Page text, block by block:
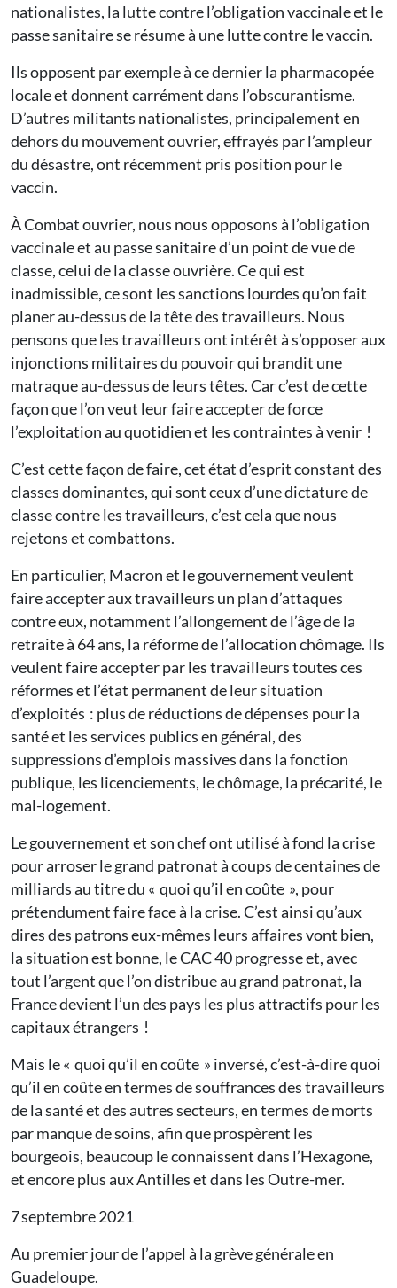
nationalistes, la lutte contre l’obligation vaccinale et le
passe sanitaire se résume à une lutte contre le vaccin.
Ils opposent par exemple à ce dernier la pharmacopée
locale et donnent carrément dans l’obscurantisme.
D’autres militants nationalistes, principalement en
dehors du mouvement ouvrier, effrayés par l’ampleur
du désastre, ont récemment pris position pour le
vaccin.
À Combat ouvrier, nous nous opposons à l’obligation
vaccinale et au passe sanitaire d’un point de vue de
classe, celui de la classe ouvrière. Ce qui est
inadmissible, ce sont les sanctions lourdes qu’on fait
planer au-dessus de la tête des travailleurs. Nous
pensons que les travailleurs ont intérêt à s’opposer aux
injonctions militaires du pouvoir qui brandit une
matraque au-dessus de leurs têtes. Car c’est de cette
façon que l’on veut leur faire accepter de force
l’exploitation au quotidien et les contraintes à venir !
C’est cette façon de faire, cet état d’esprit constant des
classes dominantes, qui sont ceux d’une dictature de
classe contre les travailleurs, c’est cela que nous
rejetons et combattons.
En particulier, Macron et le gouvernement veulent
faire accepter aux travailleurs un plan d’attaques
contre eux, notamment l’allongement de l’âge de la
retraite à 64 ans, la réforme de l’allocation chômage. Ils
veulent faire accepter par les travailleurs toutes ces
réformes et l’état permanent de leur situation
d’exploités : plus de réductions de dépenses pour la
santé et les services publics en général, des
suppressions d’emplois massives dans la fonction
publique, les licenciements, le chômage, la précarité, le
mal-logement.
Le gouvernement et son chef ont utilisé à fond la crise
pour arroser le grand patronat à coups de centaines de
milliards au titre du « quoi qu’il en coûte », pour
prétendument faire face à la crise. C’est ainsi qu’aux
dires des patrons eux-mêmes leurs affaires vont bien,
la situation est bonne, le CAC 40 progresse et, avec
tout l’argent que l’on distribue au grand patronat, la
France devient l’un des pays les plus attractifs pour les
capitaux étrangers !
Mais le « quoi qu’il en coûte » inversé, c’est-à-dire quoi
qu’il en coûte en termes de souffrances des travailleurs
de la santé et des autres secteurs, en termes de morts
par manque de soins, afin que prospèrent les
bourgeois, beaucoup le connaissent dans l’Hexagone,
et encore plus aux Antilles et dans les Outre-mer.
7 septembre 2021
Au premier jour de l’appel à la grève générale en
Guadeloupe.